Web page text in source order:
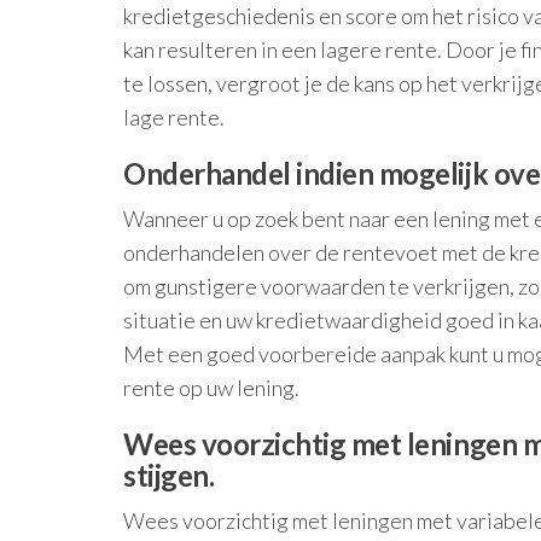
kredietgeschiedenis en score om het risico
kan resulteren in een lagere rente. Door je
te lossen, vergroot je de kans op het
lage rente.
Onderhandel indien mogelijk
Wanneer u op zoek bent naar een lening
onderhandelen over de rentevoet met de
om gunstigere voorwaarden te verkrijgen,
situatie en uw kredietwaardigheid goed in
Met een goed voorbereide aanpak kunt u
rente op uw lening.
Wees voorzichtig met leningen
stijgen.
Wees voorzichtig met leningen met